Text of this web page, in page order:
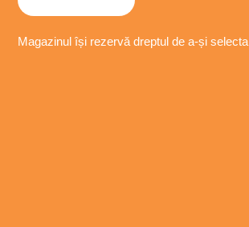
Magazinul își rezervă dreptul de a-și selecta